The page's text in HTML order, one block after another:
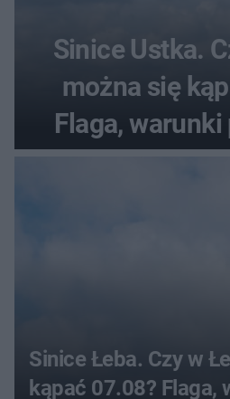
Sinice Ustka.
można się
Flaga,
Sinice Łeba. Czy w
kąpać 07.08? Flaga,